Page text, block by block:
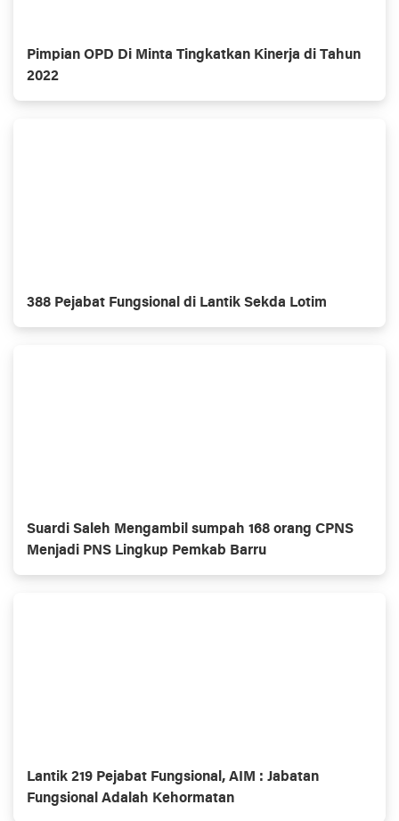
Pimpian OPD Di Minta Tingkatkan Kinerja di Tahun
2022
388 Pejabat Fungsional di Lantik Sekda Lotim
Suardi Saleh Mengambil sumpah 168 orang CPNS
Menjadi PNS Lingkup Pemkab Barru
Lantik 219 Pejabat Fungsional, AIM : Jabatan
Fungsional Adalah Kehormatan